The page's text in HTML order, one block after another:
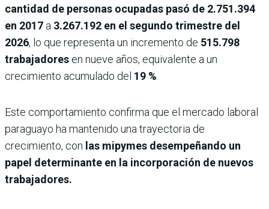
cantidad de personas ocupadas pasó de 2.751.394
en 2017 a 3.267.192 en el segundo trimestre del
2026, lo que representa un incremento de 515.798
trabajadores en nueve años, equivalente a un
crecimiento acumulado del 19 %
Este comportamiento confirma que el mercado laboral
paraguayo ha mantenido una trayectoria de
crecimiento, con las mipymes desempeñando un
papel determinante en la incorporación de nuevos
trabajadores.